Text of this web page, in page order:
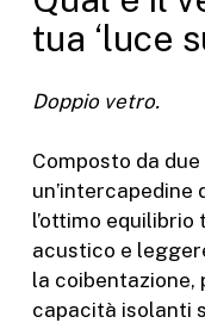
tua ‘luce
Doppio vetro.
Composto da
un’intercapedine
l’ottimo
acustico e
la coibentazione,
capacità isolanti